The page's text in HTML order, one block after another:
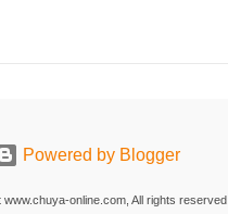
Powered by Blogger
online.com, All rights reserved.